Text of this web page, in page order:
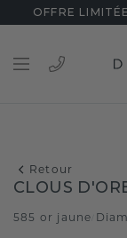
OFFRE
Retour
CLOUS
585 or jaune